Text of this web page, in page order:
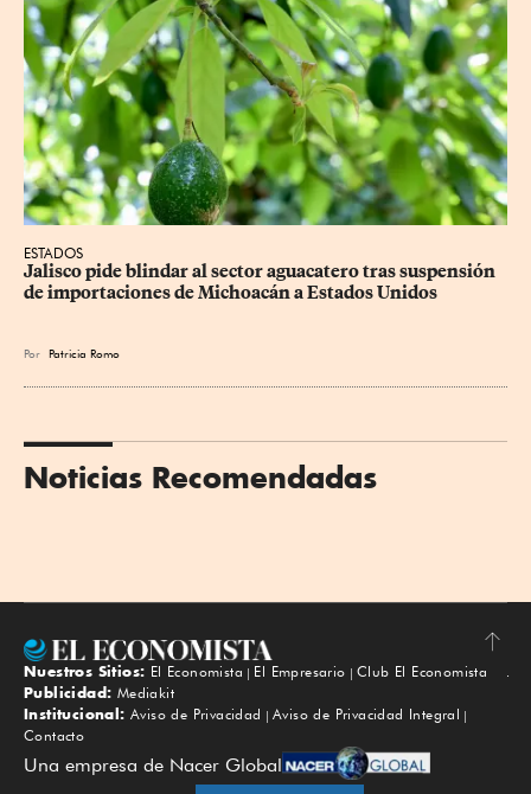
ESTADOS
Jalisco pide blindar al sector aguacatero tras suspensión
de importaciones de Michoacán a Estados Unidos
Por Patricia Romo
Noticias Recomendadas
Subir
Nuestros Sitios: El Economista El Empresario
Club El Economista
Publicidad: Mediakit
Institucional: Aviso de Privacidad
Aviso de Privacidad Integral
Contacto
Una empresa de Nacer Global